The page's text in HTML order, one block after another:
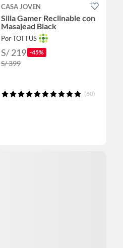
CASA JOVEN
Silla Gamer Reclinable con
Masajead Black
Por TOTTUS
S/ 219 -45%
S/ 399
(60)